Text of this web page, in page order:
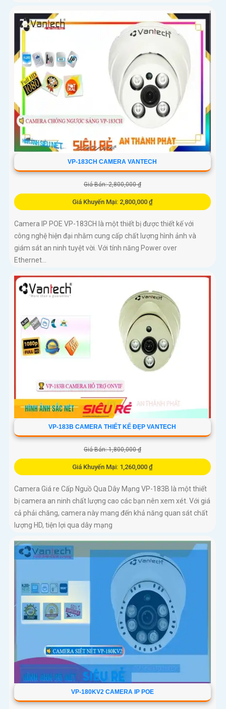
VP-183CH CAMERA VANTECH
Giá Bán: 2,800,000 ₫
Giá Khuyến Mại: 2,800,000 ₫
Camera IP POE VP-183CH là một thiết bị được thiết kế với
công nghệ hiện đại nhằm cung cấp chất lượng hình ảnh và
giám sát an ninh tuyệt vời. Với tính năng Power over
Ethernet...
VP-183B CAMERA THIẾT KẾ ĐẸP VANTECH
Giá Bán: 1,800,000 ₫
Giá Khuyến Mại: 1,260,000 ₫
Camera Giá re Cấp Nguồ Qua Dây Mạng VP-183B là một thiết
bị camera an ninh chất lượng cao các bạn nên xem xét. Với giá
cả phải chăng, camera này mang đến khả năng quan sát chất
lượng HD, tiện lợi qua dây mạng
VP-180KV2 CAMERA IP POE